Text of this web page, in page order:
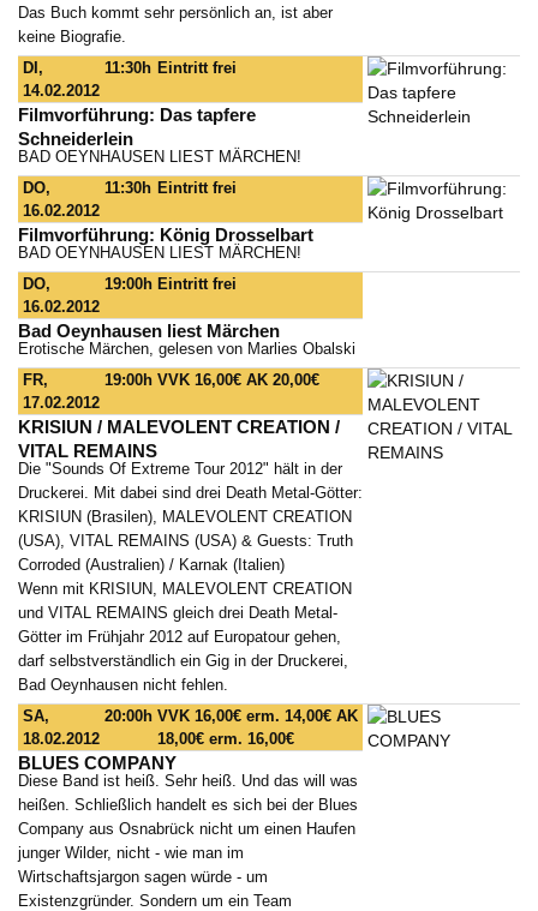
Das Buch kommt sehr persönlich an, ist aber
keine Biografie.
DI,
14.02.2012
11:30h Eintritt frei
Filmvorführung: Das tapfere
Schneiderlein
BAD OEYNHAUSEN LIEST MÄRCHEN!
DO,
16.02.2012
11:30h Eintritt frei
Filmvorführung: König Drosselbart
BAD OEYNHAUSEN LIEST MÄRCHEN!
DO,
16.02.2012
19:00h Eintritt frei
Bad Oeynhausen liest Märchen
Erotische Märchen, gelesen von Marlies Obalski
FR,
17.02.2012
19:00h VVK 16,00€ AK 20,00€
KRISIUN / MALEVOLENT CREATION /
VITAL REMAINS
Die "Sounds Of Extreme Tour 2012" hält in der
Druckerei. Mit dabei sind drei Death Metal-Götter:
KRISIUN (Brasilen), MALEVOLENT CREATION
(USA), VITAL REMAINS (USA) & Guests: Truth
Corroded (Australien) / Karnak (Italien)
Wenn mit KRISIUN, MALEVOLENT CREATION
und VITAL REMAINS gleich drei Death Metal-
Götter im Frühjahr 2012 auf Europatour gehen,
darf selbstverständlich ein Gig in der Druckerei,
Bad Oeynhausen nicht fehlen.
SA,
18.02.2012
20:00h VVK 16,00€ erm. 14,00€ AK
18,00€ erm. 16,00€
BLUES COMPANY
Diese Band ist heiß. Sehr heiß. Und das will was
heißen. Schließlich handelt es sich bei der Blues
Company aus Osnabrück nicht um einen Haufen
junger Wilder, nicht - wie man im
Wirtschaftsjargon sagen würde - um
Existenzgründer. Sondern um ein Team